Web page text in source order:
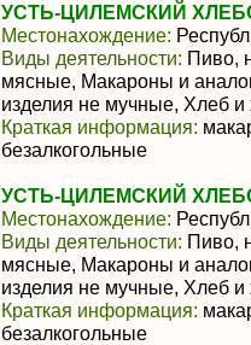
УСТЬ-ЦИЛЕМСКИЙ
Местонахождение:
Виды деятельности: Пиво,
мясные, Макароны и
изделия не мучные, Хлеб
Краткая информация:
безалкогольные
УСТЬ-ЦИЛЕМСКИЙ
Местонахождение:
Виды деятельности: Пиво,
мясные, Макароны и
изделия не мучные, Хлеб
Краткая информация:
безалкогольные